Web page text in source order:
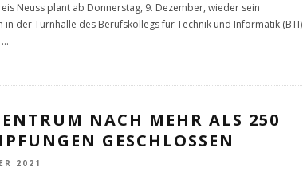
Neuss plant ab Donnerstag, 9. Dezember, wieder sein
in der Turnhalle des Berufskollegs für Technik und Informatik (BTI)
...
NACH MEHR ALS 250
GESCHLOSSEN
2021